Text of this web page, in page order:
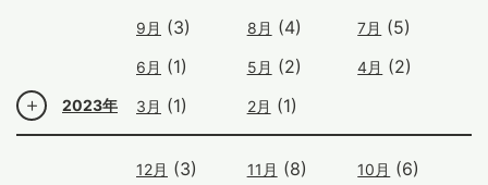
2023年
9月 (3) 8月 (4) 7月 (5)
6月 (1) 5月 (2) 4月 (2)
3月 (1) 2月 (1)
12月 (3) 11月 (8) 10月 (6)